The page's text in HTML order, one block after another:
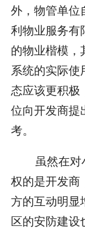
外，物管单位
利物业服务有
的物业楷模，
系统的实际使
态应该更积极
位向开发商提
考。
虽然在对小
权的是开发商
方的互动明显
区的安防建设